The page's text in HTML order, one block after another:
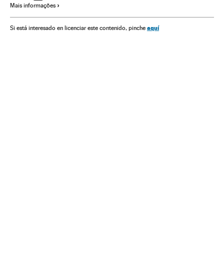
Força segurança
Conflitos Justiça Iguala Protestos estudantis
Mais informações
Si está interesado en licenciar este contenido, pinche aquí